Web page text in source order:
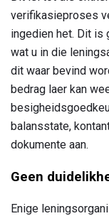
verifikasieproses
ingedien het. Dit
wat u in die
dit waar bevind
bedrag laer kan
balansstate,
dokumente aan.
Geen
Enige